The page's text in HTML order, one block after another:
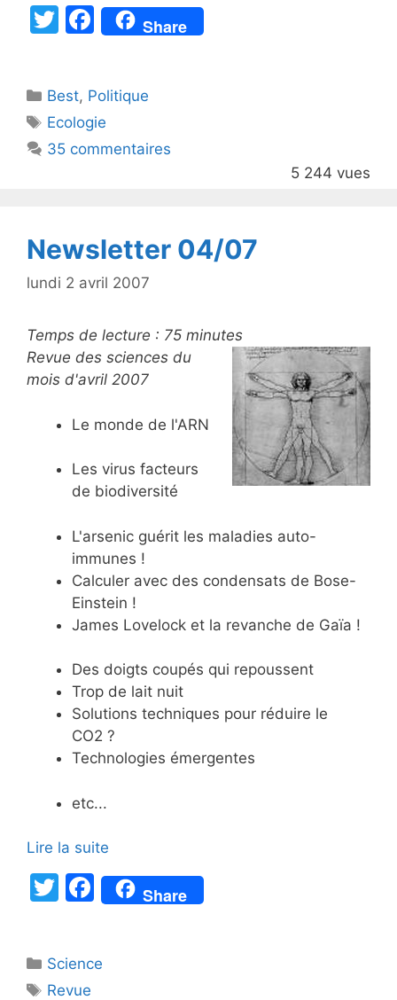
T
er
F
a
e
b
o
Share
Catégories
Best, Politique
Étiquettes
Ecologie
35 commentaires
5 244 vues
Newsletter 04/07
lundi 2 avril 2007
Temps de lecture : 75 minutes
Revue des sciences du
mois d'avril 2007
Le monde de l'ARN
Les virus facteurs
de biodiversité
L'arsenic guérit les maladies auto-
immunes !
Calculer avec des condensats de Bose-
Einstein !
James Lovelock et la revanche de Gaïa !
Des doigts coupés qui repoussent
Trop de lait nuit
Solutions techniques pour réduire le
CO2 ?
Technologies émergentes
etc...
Lire la suite
T
er
F
a
e
Share
Catégories
Science
Étiquettes
Revue